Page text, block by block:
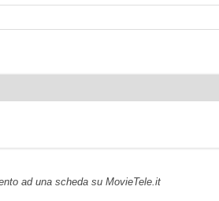
ad una scheda su MovieTele.it